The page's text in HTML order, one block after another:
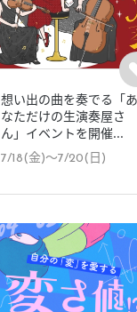
想い出の曲を奏でる「あ
なただけの生演奏屋さ
ん」イベントを開催...
7/18(金)〜7/20(日)